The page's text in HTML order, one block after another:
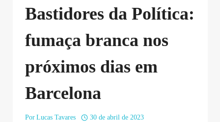
Bastidores da Política:
fumaça branca nos
próximos dias em
Barcelona
Por Lucas Tavares
30 de abril de 2023